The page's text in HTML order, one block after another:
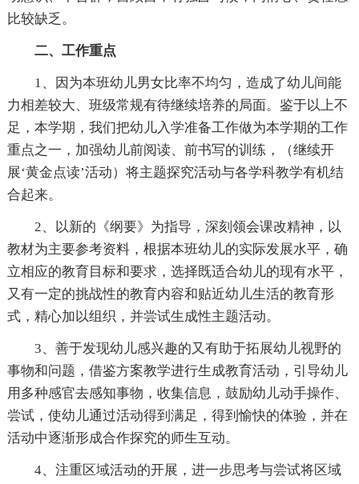
比较缺乏。
二、工作重点
1、因为本班幼儿男女比率不均匀，造成了幼儿间能
力相差较大、班级常规有待继续培养的局面。鉴于以上不
足，本学期，我们把幼儿入学准备工作做为本学期的工作
重点之一，加强幼儿前阅读、前书写的训练，（继续开
展‘黄金点读’活动）将主题探究活动与各学科教学有机结
合起来。
2、以新的《纲要》为指导，深刻领会课改精神，以
教材为主要参考资料，根据本班幼儿的实际发展水平，确
立相应的教育目标和要求，选择既适合幼儿的现有水平，
又有一定的挑战性的教育内容和贴近幼儿生活的教育形
式，精心加以组织，并尝试生成性主题活动。
3、善于发现幼儿感兴趣的又有助于拓展幼儿视野的
事物和问题，借鉴方案教学进行生成教育活动，引导幼儿
用多种感官去感知事物，收集信息，鼓励幼儿动手操作、
尝试，使幼儿通过活动得到满足，得到愉快的体验，并在
活动中逐渐形成合作探究的师生互动。
4、注重区域活动的开展，进一步思考与尝试将区域